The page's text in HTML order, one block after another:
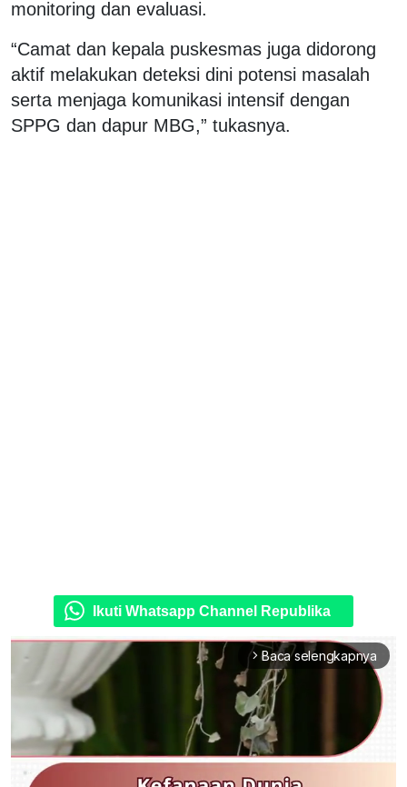
monitoring dan evaluasi.
“Camat dan kepala puskesmas juga didorong
aktif melakukan deteksi dini potensi masalah
serta menjaga komunikasi intensif dengan
SPPG dan dapur MBG,” tukasnya.
Ikuti Whatsapp Channel Republika
arrow_forward_ios Baca selengkapnya